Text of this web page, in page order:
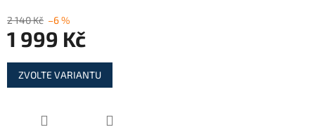
2 140 Kč –6 %
1 999 Kč
Měrná
cena:
ZVOLTE VARIANTU